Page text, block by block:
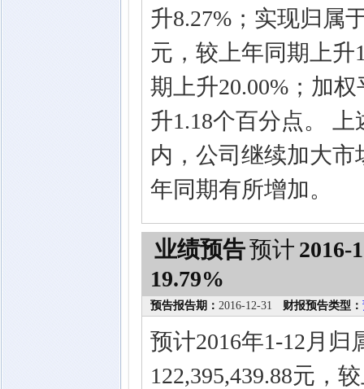
升8.27%；实现归属
元，较上年同期上升
期上升20.00%；加
升1.18个百分点。
内，公司继续加大
年同期有所增加。
业绩预告预计 2016-
19.79%
预告报告期： 2016-12-31 财报预告类型：
预计2016年1-12月
122,395,439.88元，